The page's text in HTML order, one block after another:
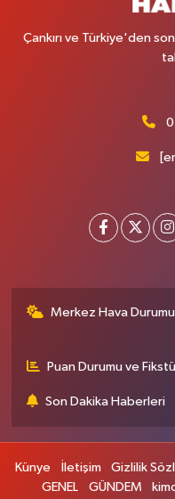
Çankırı ve Türkiye'den
Merkez Hava Durumu
Puan Durumu ve
Son Dakika Haberleri
Künye İletişim Gizlilik
GENEL
GÜNDEM